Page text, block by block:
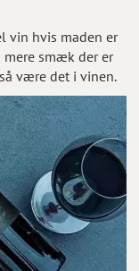
vin hvis maden er
mere smæk der er
være det i vinen.